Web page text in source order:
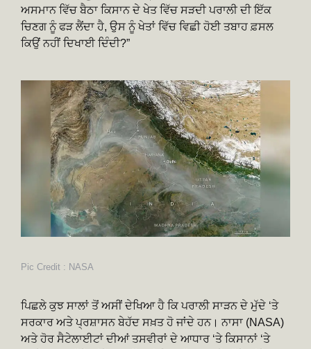
ਅਸਮਾਨ ਵਿੱਚ ਬੈਠਾ ਕਿਸਾਨ ਦੇ ਖੇਤ ਵਿੱਚ ਸੜਦੀ ਪਰਾਲੀ ਦੀ ਇੱਕ
ਚਿਣਗ ਨੂੰ ਫੜ ਲੈਂਦਾ ਹੈ, ਉਸ ਨੂੰ ਖੇਤਾਂ ਵਿੱਚ ਵਿਛੀ ਹੋਈ ਤਬਾਹ ਫ਼ਸਲ
ਕਿਉਂ ਨਹੀਂ ਦਿਖਾਈ ਦਿੰਦੀ?”
Pic Credit : NASA
ਪਿਛਲੇ ਕੁਝ ਸਾਲਾਂ ਤੋਂ ਅਸੀਂ ਦੇਖਿਆ ਹੈ ਕਿ ਪਰਾਲੀ ਸਾੜਨ ਦੇ ਮੁੱਦੇ ‘ਤੇ
ਸਰਕਾਰ ਅਤੇ ਪ੍ਰਸ਼ਾਸਨ ਬੇਹੱਦ ਸਖ਼ਤ ਹੋ ਜਾਂਦੇ ਹਨ। ਨਾਸਾ (NASA)
ਅਤੇ ਹੋਰ ਸੈਟੇਲਾਈਟਾਂ ਦੀਆਂ ਤਸਵੀਰਾਂ ਦੇ ਆਧਾਰ ‘ਤੇ ਕਿਸਾਨਾਂ ‘ਤੇ